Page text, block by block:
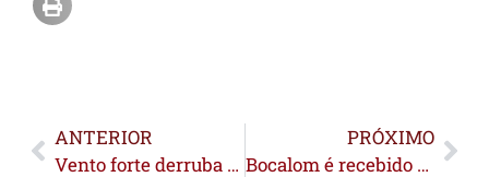
ANTERIOR
Vento forte derruba fachada de restaurante na região da Gameleira, em Rio Branco
PRÓXIMO
Bocalom é recebido com festa por centenas de apoiadores no Aeroporto de Rio Branco após filiação no PSDB